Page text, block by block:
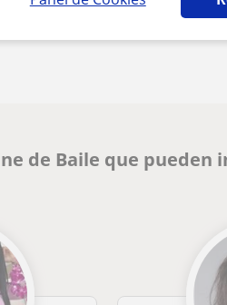
de Baile que pueden